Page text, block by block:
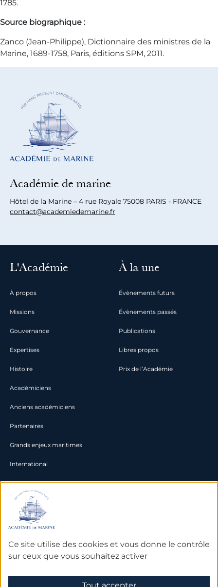
Ce site utilise des cookies et vous donne le contrôle
sur ceux que vous souhaitez activer
1785.
Source biographique :
Zanco (Jean-Philippe), Dictionnaire des ministres de la
Marine, 1689-1758, Paris, éditions SPM, 2011.
Académie de marine
Hôtel de la Marine – 4 rue Royale 75008 PARIS - FRANCE
contact@academiedemarine.fr
L'Académie
À propos
Missions
Gouvernance
Expertises
Histoire
Académiciens
Anciens académiciens
Partenaires
Grands enjeux maritimes
International
À la une
Évènements futurs
Évènements passés
Publications
Libres propos
Prix de l’Académie
Documentation
Archives
données